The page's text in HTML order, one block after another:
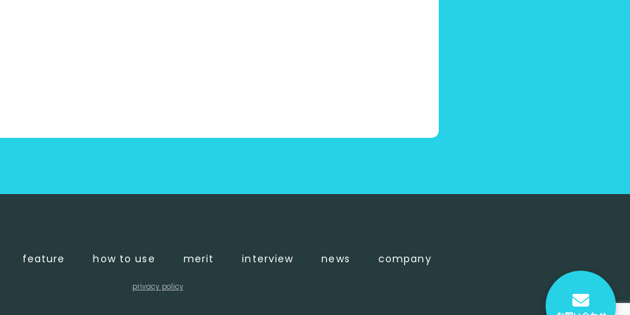
feature how to use merit interview news company
privacy policy